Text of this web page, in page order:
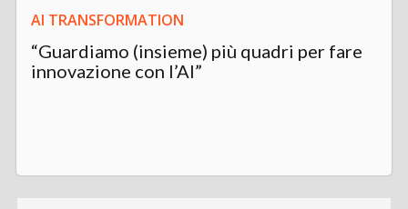
AI TRANSFORMATION
“Guardiamo (insieme) più quadri per fare
innovazione con l’AI”